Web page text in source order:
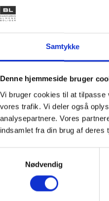
Samtykke
Denne hjemmeside bruger
Vi bruger cookies til at tilpasse
vores trafik. Vi deler også
analysepartnere. Vores
indsamlet fra din brug af deres
Nødvendig
forskellige
Når
Når
Det kan
som
et